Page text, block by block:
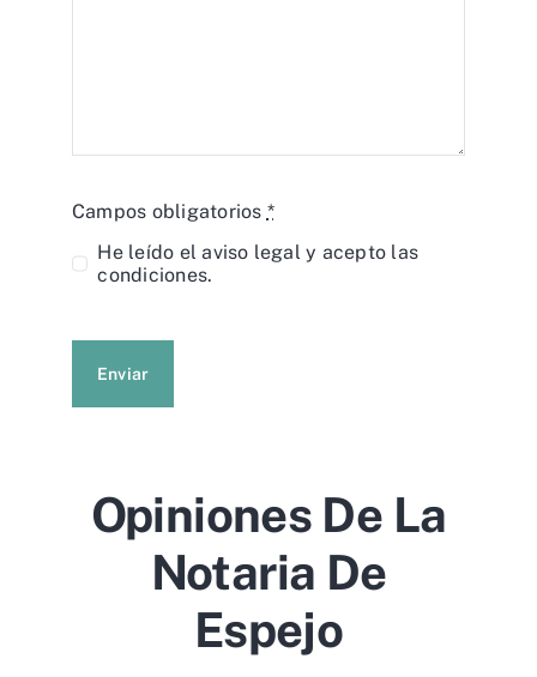
Campos obligatorios *
He leído elaviso legal y acepto las
condiciones.
Enviar
Opiniones De La
Notaria De
Espejo